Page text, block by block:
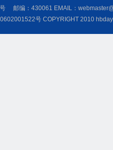
邮编：430061 EMAIL：
号 COPYRIGHT 2010